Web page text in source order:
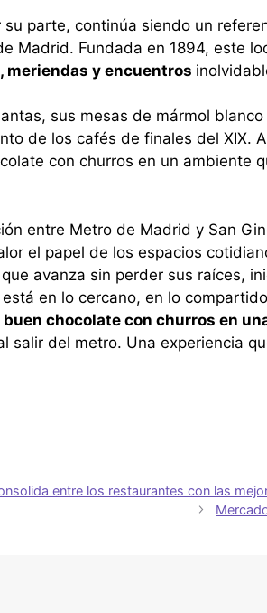
su parte, continúa siendo un
Madrid. Fundada en 1894, este
meriendas y encuentros
sus mesas de mármol
de los cafés de finales del XIX.
con churros en un ambiente
entre Metro de Madrid y San
el papel de los espacios
avanza sin perder sus raíces,
en lo cercano, en lo
buen chocolate con churros en
salir del metro. Una experiencia
entre los restaurantes con las